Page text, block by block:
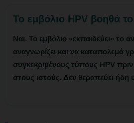
Το εμβόλιο HPV βοηθά
Ναι. Το εμβόλιο «εκπαιδεύει» το
αναγνωρίζει και να καταπολεμά
συγκεκριμένους τύπους HPV
στους ιστούς. Δεν θεραπεύει